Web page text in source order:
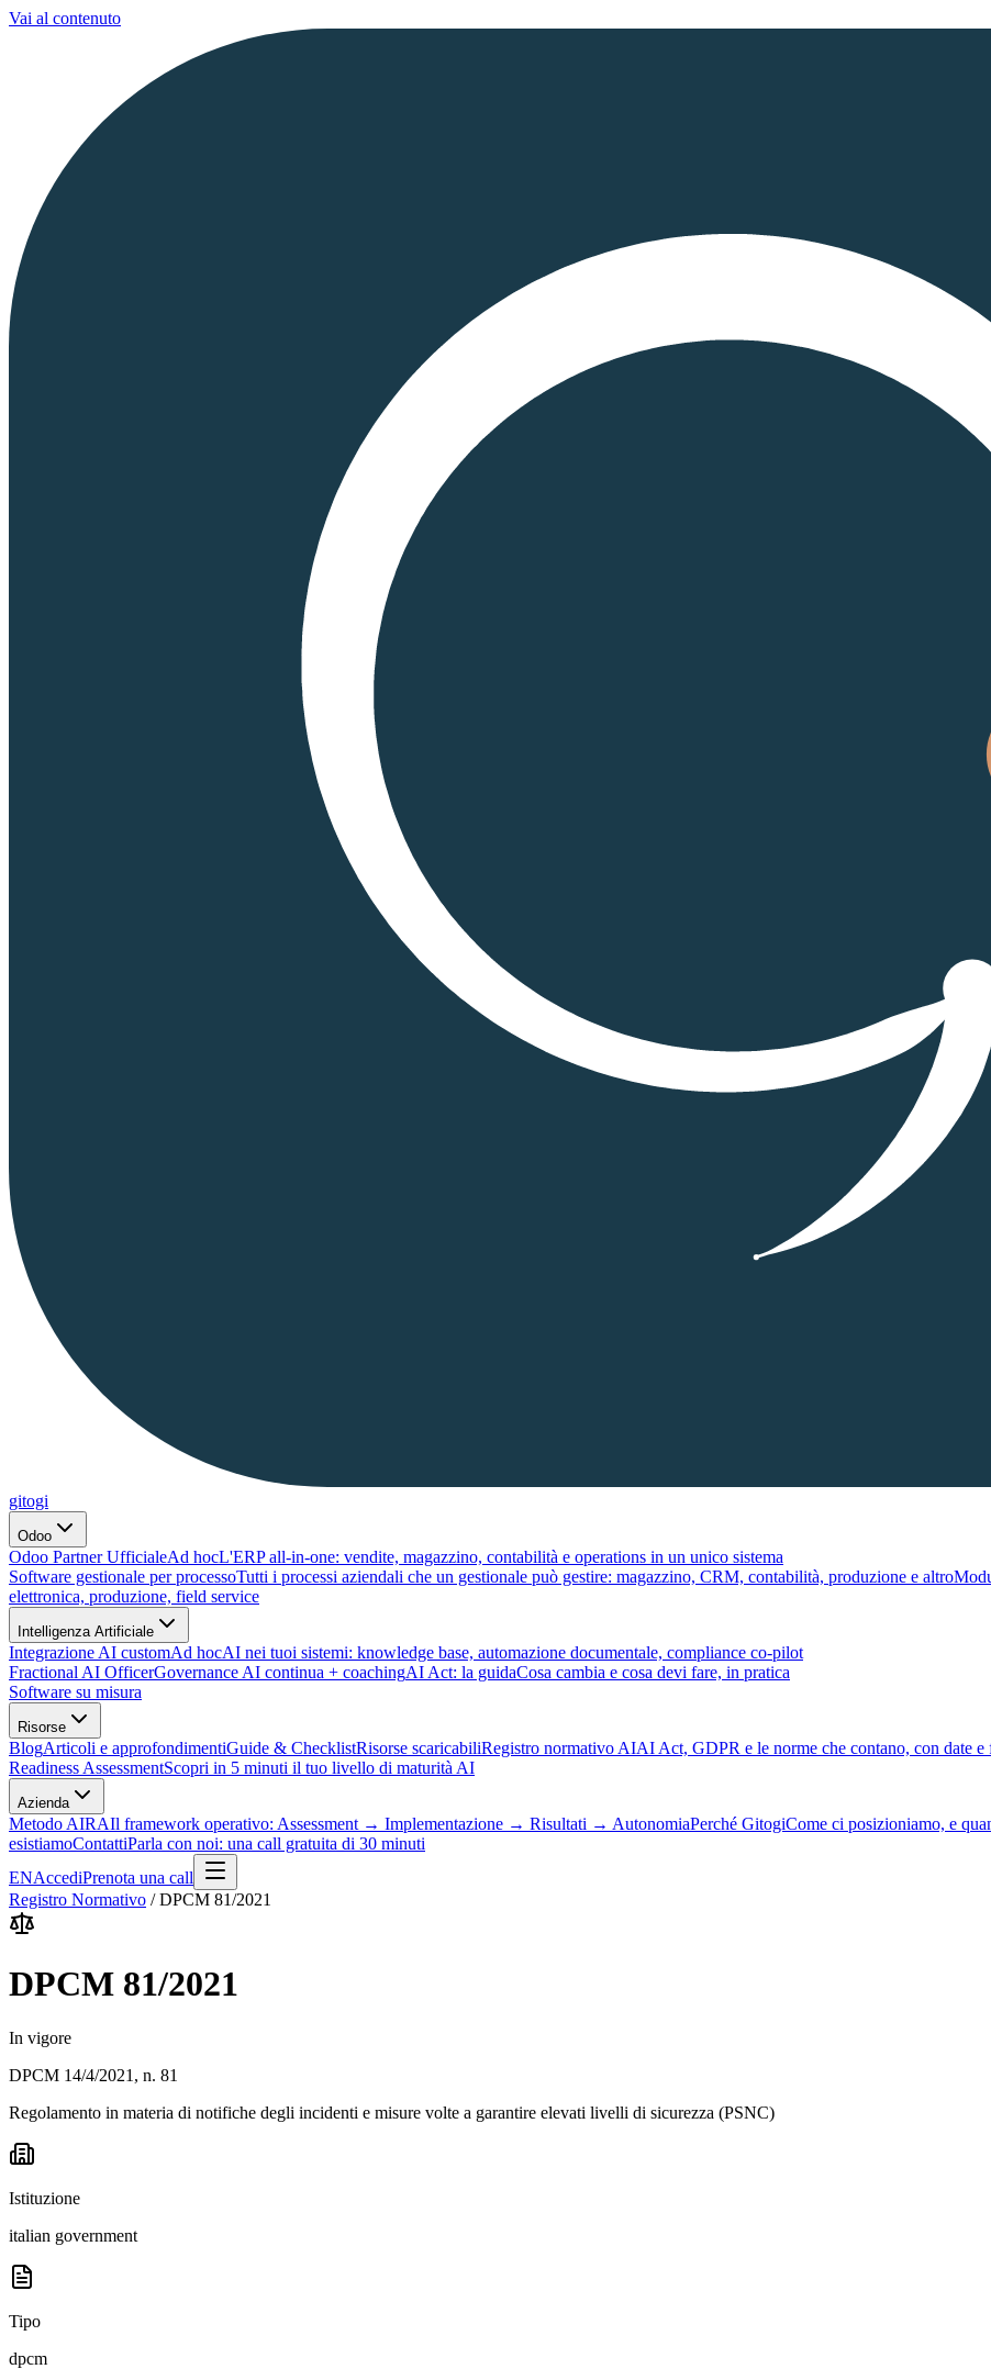
Vai al contenuto
gitogi
Odoo
Odoo Partner UfficialeAd hocL'ERP all-in-one: vendite, magazzino, contabilità e operations in un unico sistema
Software gestionale per processoTutti i processi aziendali che un gestionale può gestire: magazzino, CRM, contabilità, produzione e altro
elettronica, produzione, field service
Intelligenza Artificiale
Integrazione AI customAd hocAI nei tuoi sistemi: knowledge base, automazione documentale, compliance co-pilot
Fractional AI OfficerGovernance AI continua + coachingAI Act: la guidaCosa cambia e cosa devi fare, in pratica
Software su misura
Risorse
BlogArticoli e approfondimentiGuide & ChecklistRisorse scaricabiliRegistro normativo AIAI Act, GDPR e le norme che contano, con date e
Readiness AssessmentScopri in 5 minuti il tuo livello di maturità AI
Azienda
Metodo AIRAIl framework operativo: Assessment → Implementazione → Risultati → AutonomiaPerché GitogiCome ci posizioniamo, e
esistiamoContattiParla con noi: una call gratuita di 30 minuti
ENAccediPrenota una call
Registro Normativo /DPCM 81/2021
DPCM 81/2021
In vigore
DPCM 14/4/2021, n. 81
Regolamento in materia di notifiche degli incidenti e misure volte a garantire elevati livelli di sicurezza (PSNC)
Istituzione
italian government
Tipo
dpcm